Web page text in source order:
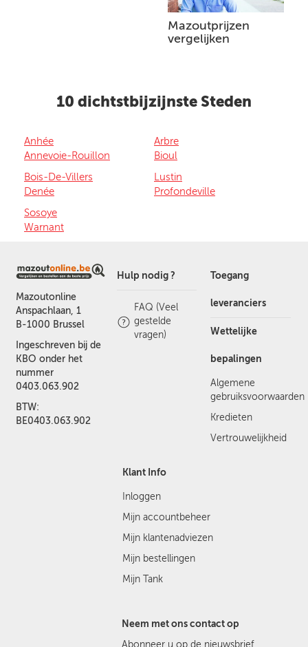
Mazoutprijzen
vergelijken
10 dichtstbijzijnste Steden
Anhée
Annevoie-Rouillon
Arbre
Bioul
Bois-De-Villers
Denée
Lustin
Profondeville
Sosoye
Warnant
Mazoutonline
Anspachlaan, 1
B-1000 Brussel
Ingeschreven bij de
KBO onder het
nummer
0403.063.902
BTW:
BE0403.063.902
Hulp nodig ?
FAQ (Veel
gestelde
vragen)
Toegang
leveranciers
Wettelijke
bepalingen
Algemene
gebruiksvoorwaarden
Kredieten
Vertrouwelijkheid
Klant Info
Inloggen
Mijn accountbeheer
Mijn klantenadviezen
Mijn bestellingen
Mijn Tank
Neem met ons contact op
Abonneer u op de nieuwsbrief